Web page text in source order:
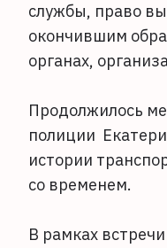
службы, право
окончившим
органах,
Продолжилось
полиции
истории
со временем.
В рамках